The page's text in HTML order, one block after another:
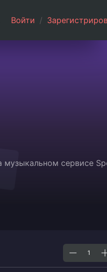
Войти /
музыкальном сервисе